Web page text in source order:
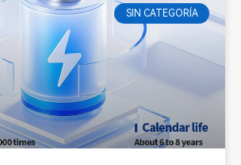
SIN CATEGORÍA